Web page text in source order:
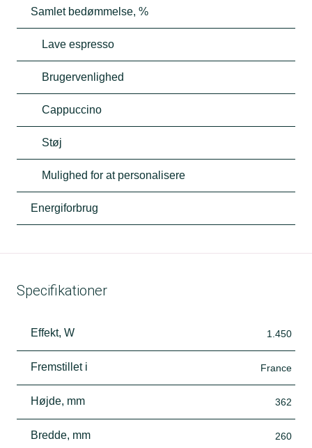
Samlet bedømmelse, %
Lave espresso
Brugervenlighed
Cappuccino
Støj
Mulighed for at personalisere
Energiforbrug
Specifikationer
Effekt, W 1.450
Fremstillet i France
Højde, mm 362
Bredde, mm 260